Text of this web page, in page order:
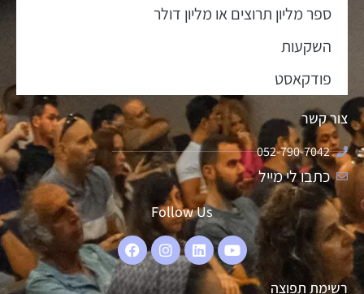
ספר מליון תרוצים או מליון דולר
השקעות
פודקאסט
צור קשר
052-790-7042
כתבו לי מייל
Follow Us
רשימת תפוצה